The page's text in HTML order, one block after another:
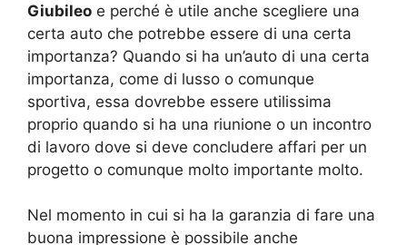
Giubileo e perché è utile anche scegliere una
certa auto che potrebbe essere di una certa
importanza? Quando si ha un’auto di una certa
importanza, come di lusso o comunque
sportiva, essa dovrebbe essere utilissima
proprio quando si ha una riunione o un incontro
di lavoro dove si deve concludere affari per un
progetto o comunque molto importante molto.
Nel momento in cui si ha la garanzia di fare una
buona impressione è possibile anche